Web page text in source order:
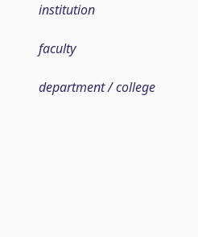
institution
faculty
department / college